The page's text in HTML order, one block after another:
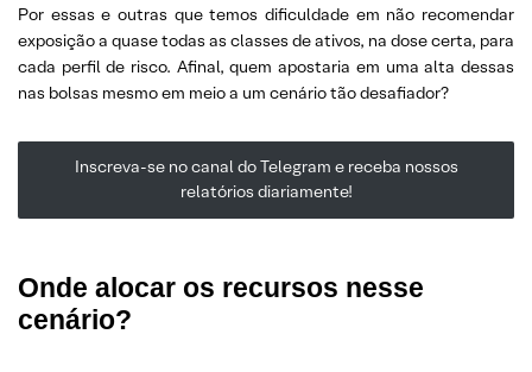
Por essas e outras que temos dificuldade em não recomendar
exposição a quase todas as classes de ativos, na dose certa, para
cada perfil de risco. Afinal, quem apostaria em uma alta dessas
nas bolsas mesmo em meio a um cenário tão desafiador?
Inscreva-se no canal do Telegram e receba nossos
relatórios diariamente!
Onde alocar os recursos nesse
cenário?